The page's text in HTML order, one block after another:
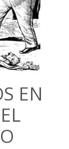
EN